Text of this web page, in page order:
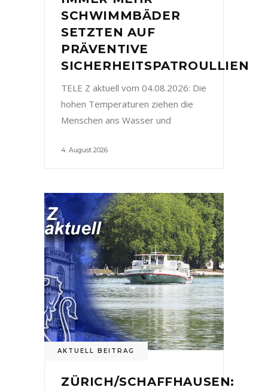
SCHWIMMBÄDER
SETZTEN AUF
PRÄVENTIVE
SICHERHEITSPATROULLIEN
TELE Z aktuell vom 04.08.2026: Die
hohen Temperaturen ziehen die
Menschen ans Wasser und
4. August 2026
AKTUELL BEITRAG
ZÜRICH/SCHAFFHAUSEN: